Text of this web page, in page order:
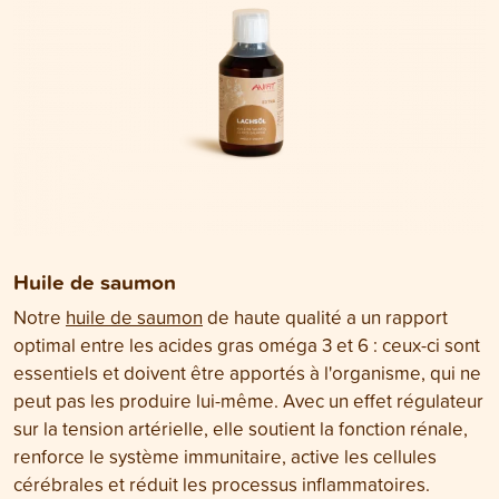
Huile de saumon
Notre huile de saumon de haute qualité a un rapport
optimal entre les acides gras oméga 3 et 6 : ceux-ci sont
essentiels et doivent être apportés à l'organisme, qui ne
peut pas les produire lui-même. Avec un effet régulateur
sur la tension artérielle, elle soutient la fonction rénale,
renforce le système immunitaire, active les cellules
cérébrales et réduit les processus inflammatoires.